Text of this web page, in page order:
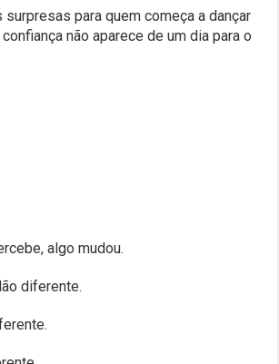
surpresas para quem começa a dançar
não aparece de um dia para o
algo mudou.
diferente.